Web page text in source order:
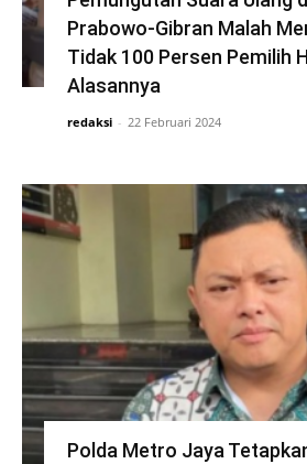
Prabowo-Gibran Malah
Tidak 100 Persen Pemilih
Alasannya
redaksi - 22 Februari 2024
Polda Metro Jaya